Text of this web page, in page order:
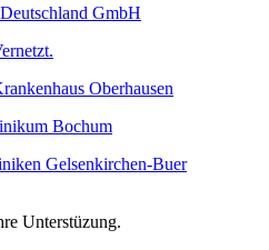
Unterstüzung.